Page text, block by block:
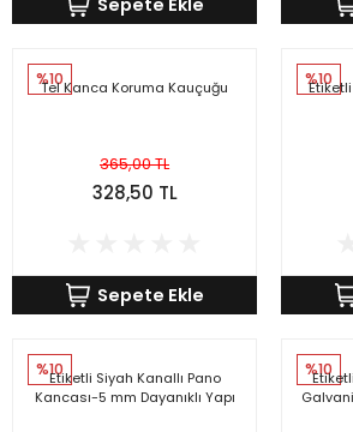
Sepete Ekle
%10
Tel Kanca Koruma Kauçuğu
365,00 TL
328,50 TL
Sepete Ekle
%10
%10Etiketli Siyah Kanallı Pano
Kancası-5 mm Dayanıklı Yapı
%10